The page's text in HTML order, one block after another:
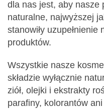
dla nas jest, aby nasze
naturalne, najwyższej
stanowiły
produktów.
Wszystkie nasze
składzie wyłącznie
ziół, olejki i ekstrakty
parafiny, kolorantów